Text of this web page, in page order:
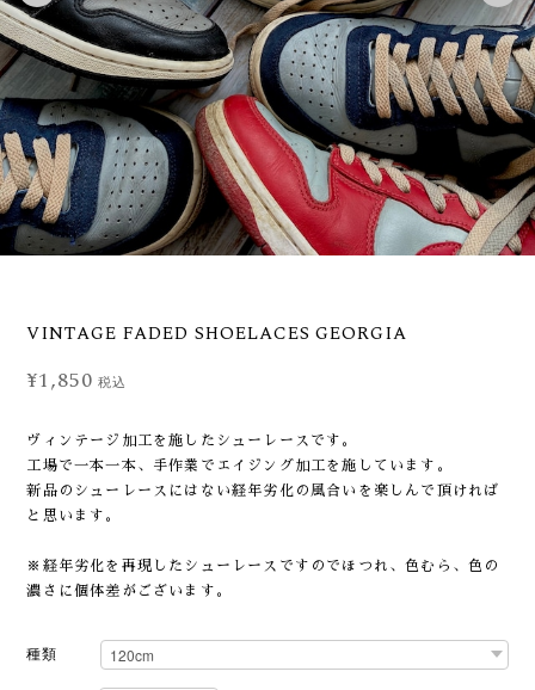
VINTAGE FADED SHOELACES GEORGIA
¥1,850 税込
ヴィンテージ加工を施したシューレースです。
工場で一本一本、手作業でエイジング加工を施しています。
新品のシューレースにはない経年劣化の風合いを楽しんで頂ければ
と思います。
※経年劣化を再現したシューレースですのでほつれ、色むら、色の
濃さに個体差がございます。
種類